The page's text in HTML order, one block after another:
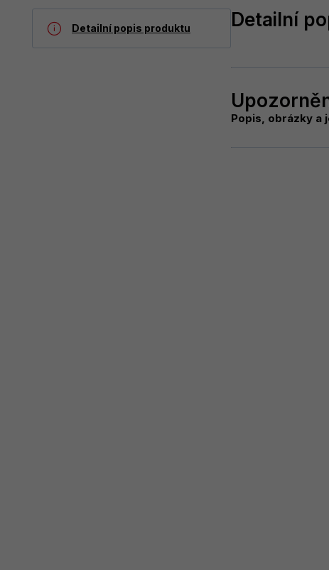
Detailní popis produktu Detailní
Popis, obrázky a